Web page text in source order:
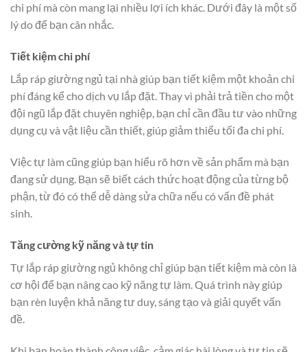
chi phí mà còn mang lại nhiều lợi ích khác. Dưới đây là một số
lý do để bạn cân nhắc.
Tiết kiệm chi phí
Lắp ráp giường ngủ tại nhà giúp bạn tiết kiệm một khoản chi
phí đáng kể cho dịch vụ lắp đặt. Thay vì phải trả tiền cho một
đội ngũ lắp đặt chuyên nghiệp, bạn chỉ cần đầu tư vào những
dụng cụ và vật liệu cần thiết, giúp giảm thiểu tối đa chi phí.
Việc tự làm cũng giúp bạn hiểu rõ hơn về sản phẩm mà bạn
đang sử dụng. Bạn sẽ biết cách thức hoạt động của từng bộ
phận, từ đó có thể dễ dàng sửa chữa nếu có vấn đề phát
sinh.
Tăng cường kỹ năng và tự tin
Tự lắp ráp giường ngủ không chỉ giúp bạn tiết kiệm mà còn là
cơ hội để bạn nâng cao kỹ năng tự làm. Quá trình này giúp
bạn rèn luyện khả năng tư duy, sáng tạo và giải quyết vấn
đề.